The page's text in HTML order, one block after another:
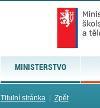
MINISTERSTVO
Titulní stránka| Zpět